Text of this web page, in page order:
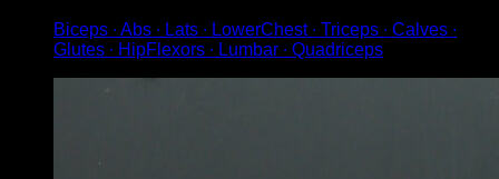
Biceps ∙ Abs ∙ Lats ∙ LowerChest ∙ Triceps ∙ Calves ∙
Glutes ∙ HipFlexors ∙ Lumbar ∙ Quadriceps